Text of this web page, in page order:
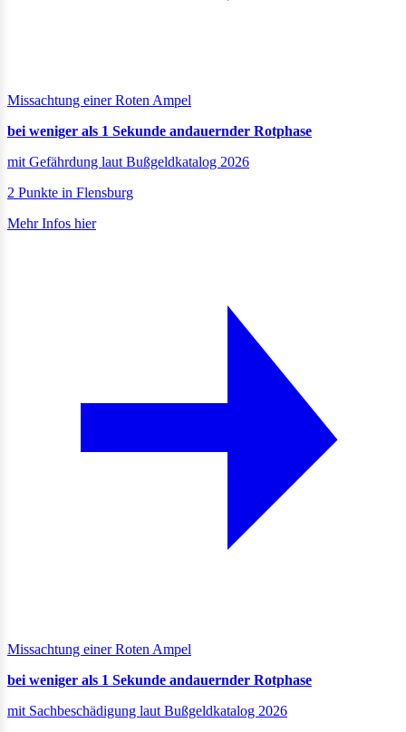
Missachtung einer Roten Ampel
bei weniger als 1 Sekunde andauernder Rotphase
mit Gefährdung laut Bußgeldkatalog 2026
2 Punkte in Flensburg
Mehr Infos hier
Missachtung einer Roten Ampel
bei weniger als 1 Sekunde andauernder Rotphase
mit Sachbeschädigung laut Bußgeldkatalog 2026